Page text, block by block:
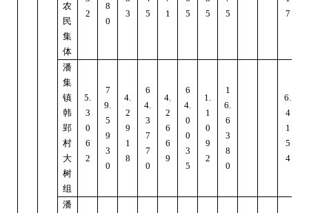
农
民
集
体
2
8
0
3
5
1
5
5
5
7
潘
集
镇
韩
郢
村
大
树
组
5.
3
0
6
2
7
9.
5
9
3
0
4.
2
9
1
8
6
4.
3
7
7
0
4.
2
6
6
9
6
4.
0
0
3
5
1.
1
0
9
2
1
6.
6
3
8
0
6.
4
1
5
4
潘